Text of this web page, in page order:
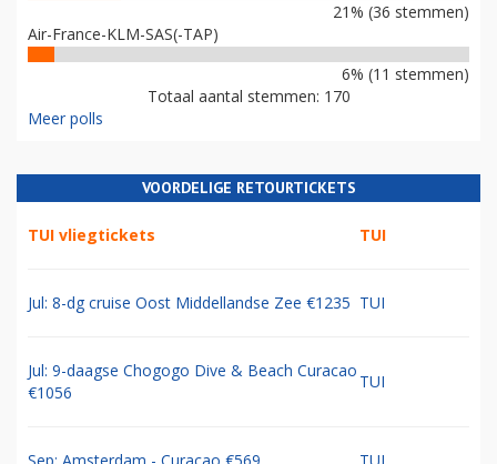
21% (36 stemmen)
Air-France-KLM-SAS(-TAP)
6% (11 stemmen)
Totaal aantal stemmen: 170
Meer polls
VOORDELIGE RETOURTICKETS
TUI vliegtickets TUI
Jul: 8-dg cruise Oost Middellandse Zee €1235 TUI
Jul: 9-daagse Chogogo Dive & Beach Curacao
€1056
TUI